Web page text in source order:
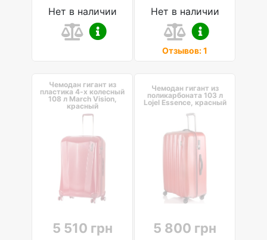
Нет в наличии Нет в наличии
Отзывов: 1
Чемодан гигант из
пластика 4-х колесный
108 л March Vision,
красный
5 510 грн
Чемодан гигант из
поликарбоната 103 л
Lojel Essence, красный
5 800 грн